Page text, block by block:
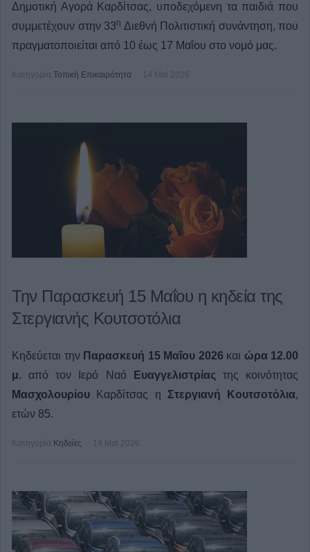
Δημοτική Αγορά Καρδίτσας, υποδεχόμενη τα παιδιά που
συμμετέχουν στην 33η Διεθνή Πολιτιστική συνάντηση, που
πραγματοποιείται από 10 έως 17 Μαΐου στο νομό μας.
Κατηγορία Τοπική Επικαιρότητα 14 Μαϊ 2026
Την Παρασκευή 15 Μαΐου η κηδεία της
Στεργιανής Κουτσοτόλια
Κηδεύεται την Παρασκευή 15 Μαΐου 2026 και ώρα 12.00
μ. από τον Ιερό Ναό Ευαγγελιστρίας της κοινότητας
Μασχολουρίου
Καρδίτσας η Στεργιανή Κουτσοτόλια,
ετών 85.
Κατηγορία Κηδείες 14 Μαϊ 2026